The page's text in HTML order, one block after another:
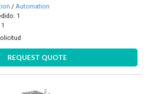
/ Automation
1
REQUEST QUOTE